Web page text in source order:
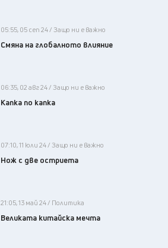
05:55, 05 сеп 24 / Защо ни е важно
Смяна на глобалното влияние
06:35, 02 авг 24 / Защо ни е важно
Капка по капка
07:10, 11 юли 24 / Защо ни е важно
Нож с две остриета
21:05, 13 май 24 / Политика
Великата китайска мечта